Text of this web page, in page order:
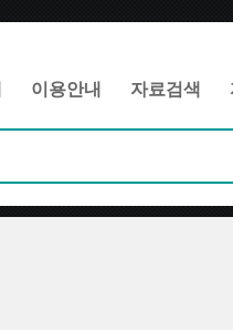
이용안내 자료검색